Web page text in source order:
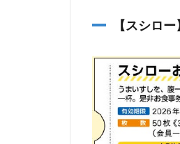
【スシロ